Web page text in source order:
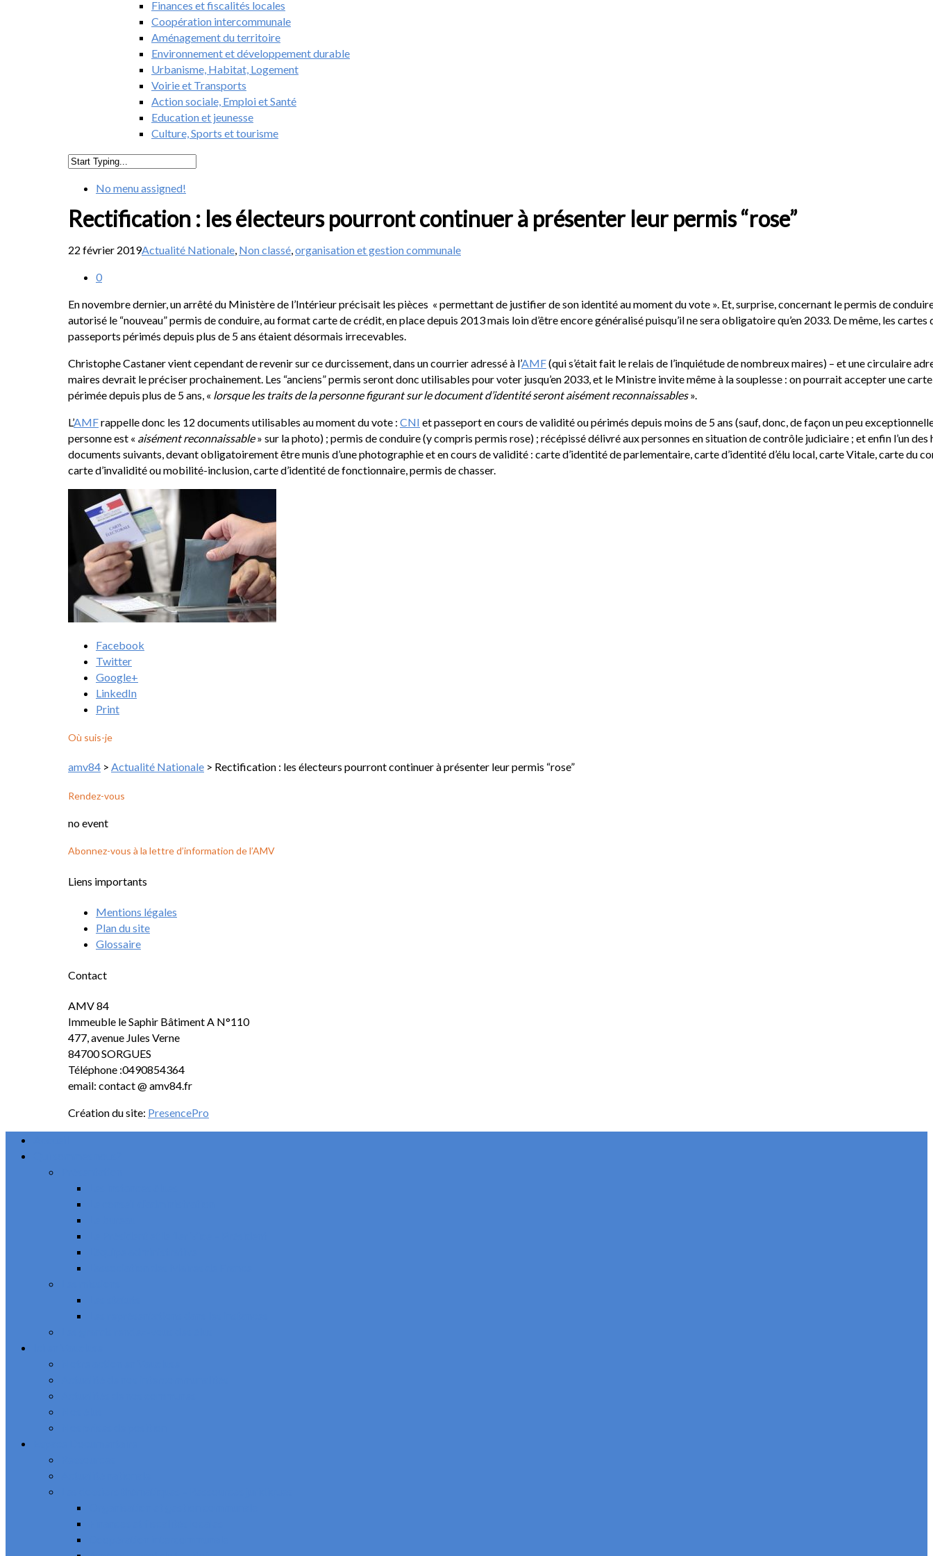
Finances et fiscalités locales
Coopération intercommunale
Aménagement du territoire
Environnement et développement durable
Urbanisme, Habitat, Logement
Voirie et Transports
Action sociale, Emploi et Santé
Education et jeunesse
Culture, Sports et tourisme
No menu assigned!
Rectification : les électeurs pourront continuer à présenter leur permis “rose”
22 février 2019Actualité Nationale, Non classé,organisation et gestion communale
0
En novembre dernier, un arrêté du Ministère de l’Intérieur précisait les pièces « permettant de justifier de son identité au moment du vote ». Et, surprise, concernant le permis de
autorisé le “nouveau” permis de conduire, au format carte de crédit, en place depuis 2013 mais loin d’être encore généralisé puisqu’il ne sera obligatoire qu’en 2033. De même, les cartes
passeports périmés depuis plus de 5 ans étaient désormais irrecevables.
Christophe Castaner vient cependant de revenir sur ce durcissement, dans un courrier adressé à l’AMF(qui s’était fait le relais de l’inquiétude de nombreux maires) – et une circulaire
maires devrait le préciser prochainement. Les “anciens” permis seront donc utilisables pour voter jusqu’en 2033, et le Ministre invite même à la souplesse : on pourrait accepter une
périmée depuis plus de 5 ans, « lorsque les traits de la personne figurant sur le document d’identité seront aisément reconnaissables».
L’AMFrappelle donc les 12 documents utilisables au moment du vote : CNI et passeport en cours de validité ou périmés depuis moins de 5 ans (sauf, donc, de façon un peu
personne est « aisément reconnaissable» sur la photo) ; permis de conduire (y compris permis rose) ; récépissé délivré aux personnes en situation de contrôle judiciaire ; et enfin l’un des
documents suivants, devant obligatoirement être munis d’une photographie et en cours de validité : carte d’identité de parlementaire, carte d’identité d’élu local, carte Vitale, carte du
carte d’invalidité ou mobilité-inclusion, carte d’identité de fonctionnaire, permis de chasser.
Facebook
Twitter
Google+
LinkedIn
Print
Où suis-je
amv84 > Actualité Nationale > Rectification : les électeurs pourront continuer à présenter leur permis “rose”
Rendez-vous
no event
Abonnez-vous à la lettre d’information de l’AMV
Liens importants
Mentions légales
Plan du site
Glossaire
Contact
AMV 84
Immeuble le Saphir Bâtiment A N°110
477, avenue Jules Verne
84700 SORGUES
Téléphone :0490854364
email: contact @ amv84.fr
Création du site: PresencePro